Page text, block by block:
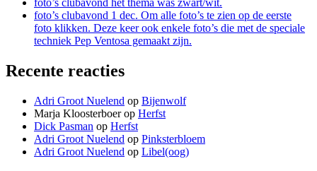
foto’s clubavond het thema was zwart/wit.
foto’s clubavond 1 dec. Om alle foto’s te zien op de eerste
foto klikken. Deze keer ook enkele foto’s die met de speciale
techniek Pep Ventosa gemaakt zijn.
Recente reacties
Adri Groot Nuelend op Bijenwolf
Marja Kloosterboerop Herfst
Dick Pasman op Herfst
Adri Groot Nuelend op Pinksterbloem
Adri Groot Nuelend op Libel(oog)